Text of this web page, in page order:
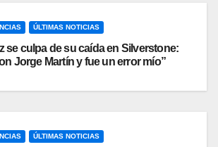
ÚLTIMAS NOTICIAS
se culpa de su caída en Silverstone:
Jorge Martín y fue un error mío”
ÚLTIMAS NOTICIAS